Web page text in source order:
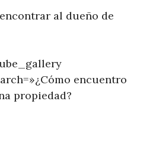
encontrar al dueño de
encuentro
propiedad?